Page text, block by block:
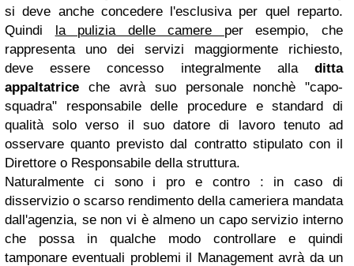
si deve anche concedere l'esclusiva per quel reparto.
Quindi la pulizia delle camere per esempio, che
rappresenta uno dei servizi maggiormente richiesto,
deve essere concesso integralmente alla ditta
appaltatrice che avrà suo personale nonchè "capo-
squadra" responsabile delle procedure e standard di
qualità solo verso il suo datore di lavoro tenuto ad
osservare quanto previsto dal contratto stipulato con il
Direttore o Responsabile della struttura.
Naturalmente ci sono i pro e contro : in caso di
disservizio o scarso rendimento della cameriera mandata
dall'agenzia, se non vi è almeno un capo servizio interno
che possa in qualche modo controllare e quindi
tamponare eventuali problemi il Management avrà da un